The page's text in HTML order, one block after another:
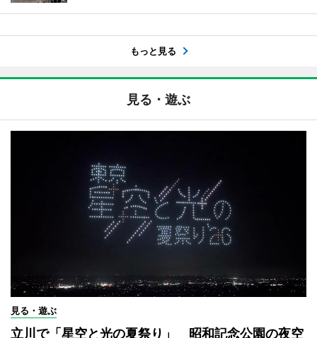
もっと見る
見る・遊ぶ
見る・遊ぶ
立川で「星空と光の夏祭り」 昭和記念公園の夜空